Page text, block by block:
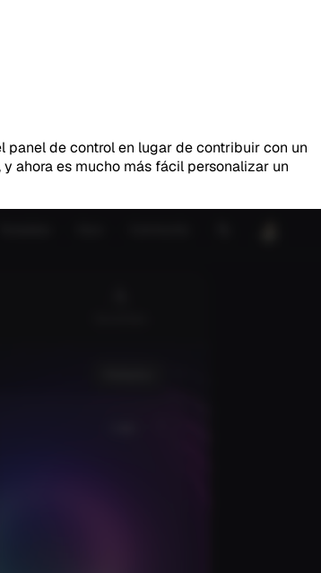
de control en lugar de contribuir con un
ahora es mucho más fácil personalizar un